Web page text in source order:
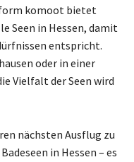
komoot bietet
Seen in Hessen, damit
entspricht.
oder in einer
Vielfalt der Seen wird
nächsten Ausflug zu
in Hessen – es